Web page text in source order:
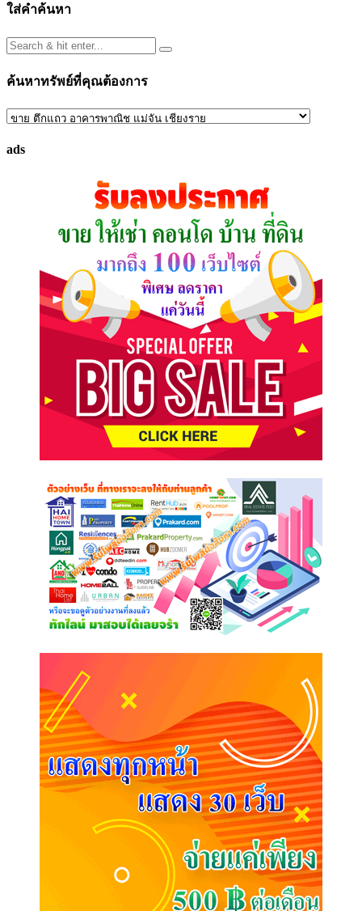
ใส่คำค้นหา
ค้นหาทรัพย์ที่คุณต้องการ
ค้นหา
ที่
ads